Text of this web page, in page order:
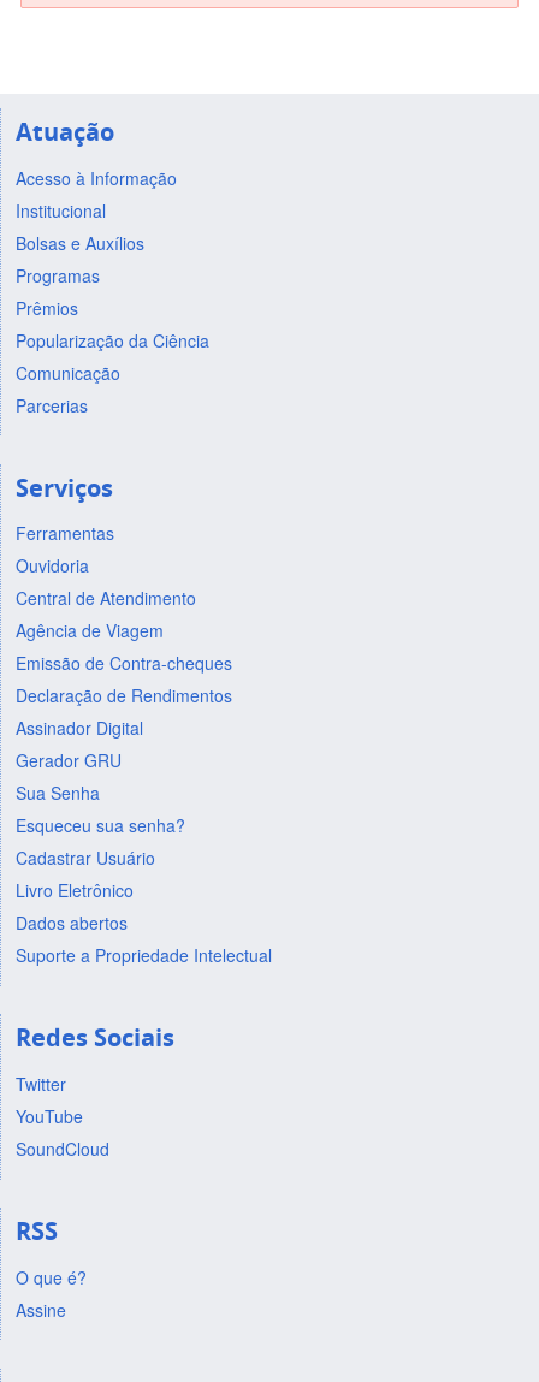
Atuação
Acesso à Informação
Institucional
Bolsas e Auxílios
Programas
Prêmios
Popularização da Ciência
Comunicação
Parcerias
Serviços
Ferramentas
Ouvidoria
Central de Atendimento
Agência de Viagem
Emissão de Contra-cheques
Declaração de Rendimentos
Assinador Digital
Gerador GRU
Sua Senha
Esqueceu sua senha?
Cadastrar Usuário
Livro Eletrônico
Dados abertos
Suporte a Propriedade Intelectual
Redes Sociais
Twitter
YouTube
SoundCloud
RSS
O que é?
Assine